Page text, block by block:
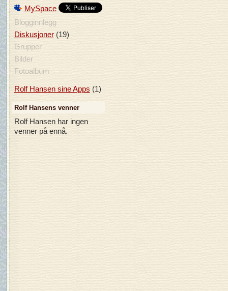
MySpace
Blogginnlegg
Diskusjoner(19)
Grupper
Bilder
Fotoalbum
Rolf Hansen sine Apps (1)
Rolf Hansens venner
Rolf Hansen har ingen
venner på ennå.